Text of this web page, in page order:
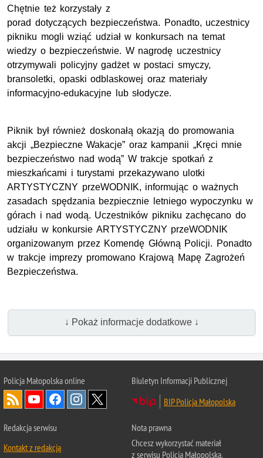
Chętnie też korzystały z
porad dotyczących bezpieczeństwa. Ponadto, uczestnicy
pikniku mogli wziąć udział w konkursach na temat
wiedzy o bezpieczeństwie. W nagrodę uczestnicy
otrzymywali policyjny gadżet w postaci smyczy,
bransoletki, opaski odblaskowej oraz materiały
informacyjno-edukacyjne lub słodycze.
Piknik był również doskonałą okazją do promowania
akcji „Bezpieczne Wakacje” oraz kampanii „Kręci mnie
bezpieczeństwo nad wodą” W trakcje spotkań z
mieszkańcami i turystami przekazywano ulotki
ARTYSTYCZNY przeWODNIK, informując o ważnych
zasadach spędzania bezpiecznie letniego wypoczynku w
górach i nad wodą. Uczestników pikniku zachęcano do
udziału w konkursie ARTYSTYCZNY przeWODNIK
organizowanym przez Komendę Główną Policji. Ponadto
w trakcje imprezy promowano Krajową Mapę Zagrożeń
Bezpieczeństwa.
↓ Pokaż informacje dodatkowe ↓
Policja Małopolska online
Biuletyn Informacji Publicznej
BIP Policja Małopolska
Redakcja serwisu
Kontakt z redakcją
Nota prawna
Chcesz wykorzystać materiał
z serwisu Policja Małopolska.